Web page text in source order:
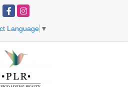
FacebookInstagram
Language ▼